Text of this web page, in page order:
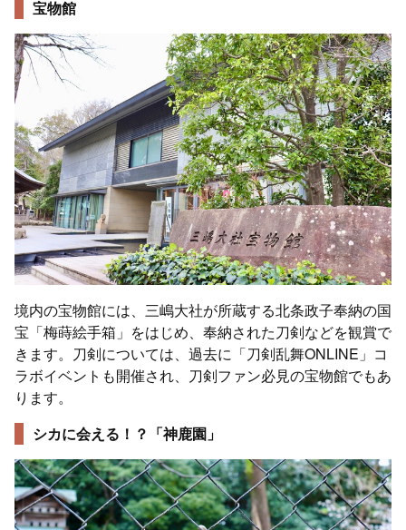
宝物館
境内の宝物館には、三嶋大社が所蔵する北条政子奉納の国
宝「梅蒔絵手箱」をはじめ、奉納された刀剣などを観賞で
きます。刀剣については、過去に「刀剣乱舞ONLINE」コ
ラボイベントも開催され、刀剣ファン必見の宝物館でもあ
ります。
シカに会える！？「神鹿園」